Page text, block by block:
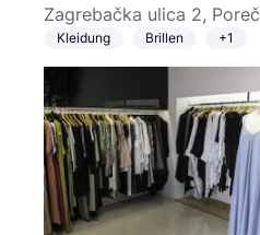
Zagrebačka ulica 2, Poreč
Kleidung Brillen +1